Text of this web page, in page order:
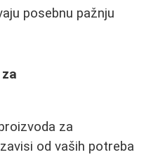
posebnu pažnju
za
od vaših potreba